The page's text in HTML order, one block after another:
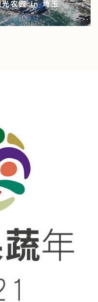
光农园 in 埼玉